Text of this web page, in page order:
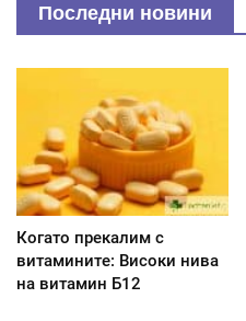
Последни новини
Когато прекалим с
витамините: Високи нива
на витамин Б12